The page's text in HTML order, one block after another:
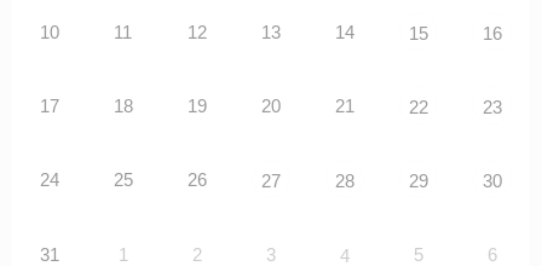
10 11 12 13 14 15 16
17 18 19 20 21 22 23
24 25 26 27 28 29 30
31 1 2 3 4 5 6